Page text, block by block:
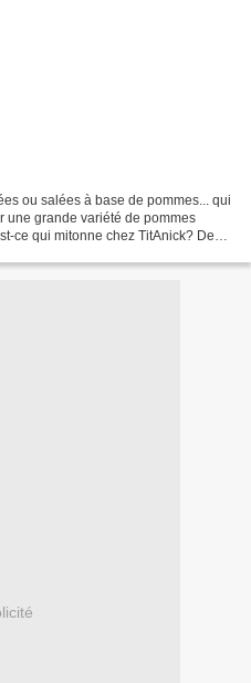
ou salées à base de pommes... qui
une grande variété de pommes
ce qui mitonne chez TitAnick? Des